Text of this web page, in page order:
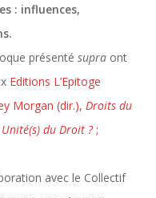
: influences,
présenté supra ont
Editions L’Epitoge
Morgan (dir.), Droits du
du Droit ?;
avec le Collectif